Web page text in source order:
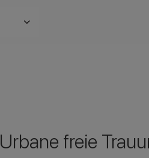
Urbane freie